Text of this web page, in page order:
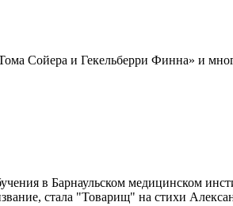
Сойера и Гекельберри Финна» и
в Барнаульском медицинском
стала "Товарищ" на стихи